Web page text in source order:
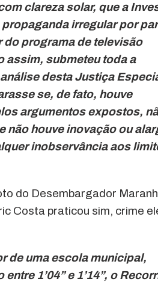
clareza solar, que a
irregular por
do programa de televisão
assim, submeteu toda a
desta Justiça
se, de fato, houve
argumentos expostos,
não houve inovação ou
inobservância aos
do Desembargador
Costa praticou sim, crime
de uma escola municipal,
1’04” e 1’14”, o